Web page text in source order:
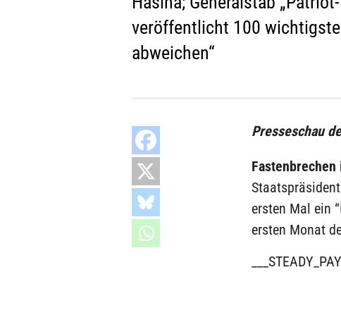
veröffentlicht 100 wichtigste
abweichen“
Presseschau
Fastenbrechen
ersten Mal ein
ersten Monat